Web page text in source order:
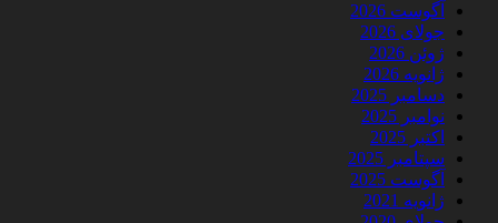
آگوست 2026
جولای 2026
ژوئن 2026
ژانویه 2026
دسامبر 2025
نوامبر 2025
اکتبر 2025
سپتامبر 2025
آگوست 2025
ژانویه 2021